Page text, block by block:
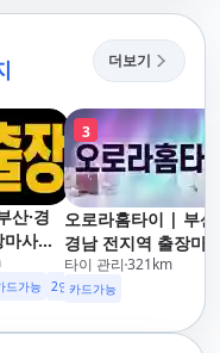
더보기
산·경
사지
상,광
,덕천,
면,재
드가능 2인이상 할인
3
오로라홈타이 | 부산·
경남 전지역 출장마
지 24시간 홈타이
타이 관리 321km
카드가능